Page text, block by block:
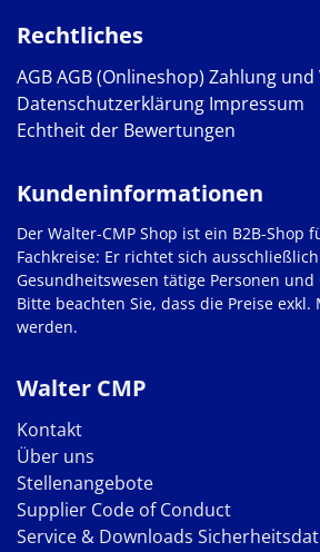
Rechtliches
AGBAGB (Onlineshop) Zahlung und
Datenschutzerklärung Impressum
Echtheit der Bewertungen
Walter CMP
Kontakt
Über uns
Stellenangebote
Supplier Code of Conduct
Service & Downloads
Kundeninformationen
Der Walter-CMP Shop ist ein B2B-Shop
Fachkreise: Er richtet sich
Gesundheitswesen tätige Personen
Bitte beachten Sie, dass die Preise exkl.
werden.